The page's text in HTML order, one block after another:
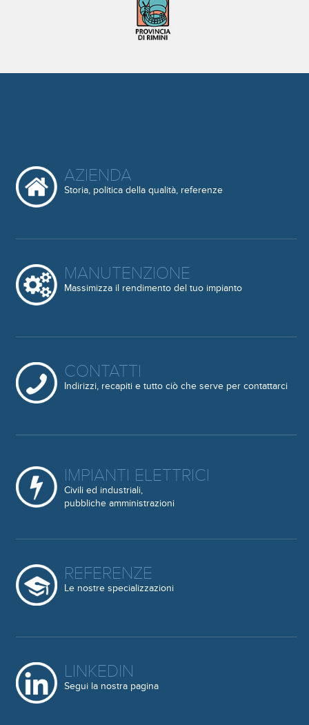
AZIENDA
Storia, politica della qualità, referenze
MANUTENZIONE
Massimizza il rendimento del tuo impianto
CONTATTI
Indirizzi, recapiti e tutto ciò che serve per contattarci
IMPIANTI ELETTRICI
Civili ed industriali,
pubbliche amministrazioni
REFERENZE
Le nostre specializzazioni
LINKEDIN
Segui la nostra pagina